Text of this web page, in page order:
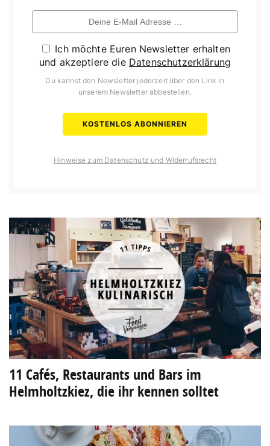
Ich möchte Euren Newsletter erhalten
und akzeptiere die Datenschutzerklärung
Du kannst den Newsletter jederzeit über den Link in
unserem Newsletter abbestellen.
Hinweise zum Datenschutz und Widerrufsrecht
11 Cafés, Restaurants und Bars im
Helmholtzkiez, die ihr kennen solltet